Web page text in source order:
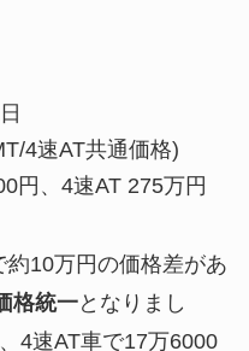
4速AT共通価格)
円、4速AT 275万円
10万円の価格差があ
格統一となりまし
4速AT車で17万6000